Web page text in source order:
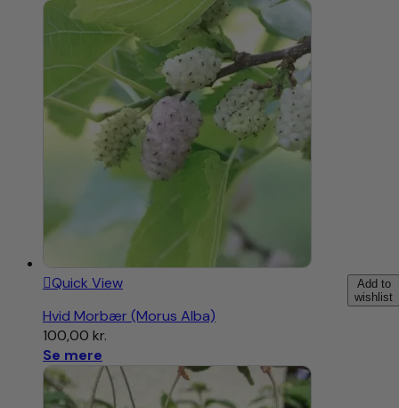
Add to
wishlist
Quick View
Hvid Morbær (Morus Alba)
100,00 kr.
Se mere